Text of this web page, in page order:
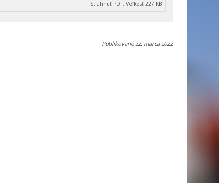
Stiahnuť PDF, Veľkosť 227 KB
Publikované22. marca 2022